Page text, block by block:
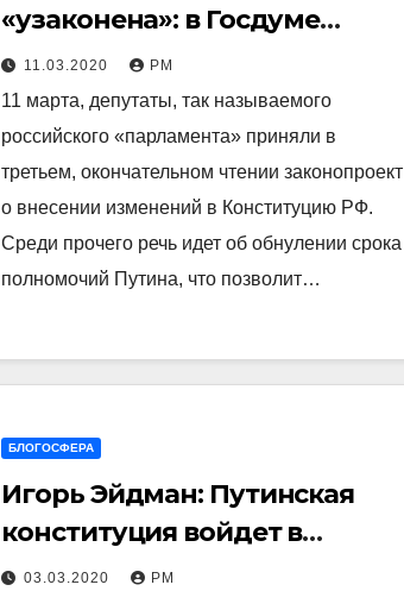
«узаконена»: в Госдуме
приняли проект поправок в
Конституцию
11.03.2020 РМ
11 марта, депутаты, так называемого
российского «парламента» приняли в
третьем, окончательном чтении законопроект
о внесении изменений в Конституцию РФ.
Среди прочего речь идет об обнулении срока
полномочий Путина, что позволит…
БЛОГОСФЕРА
Игорь Эйдман: Путинская
конституция войдет в
историю как апофеоз
03.03.2020 РМ